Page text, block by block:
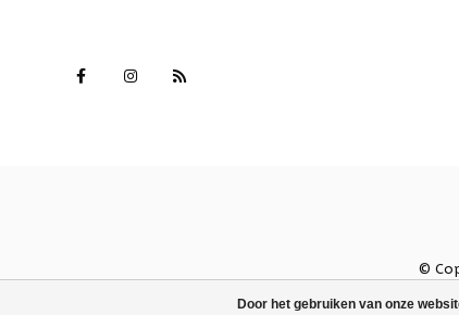
Door het gebruiken van onze
©